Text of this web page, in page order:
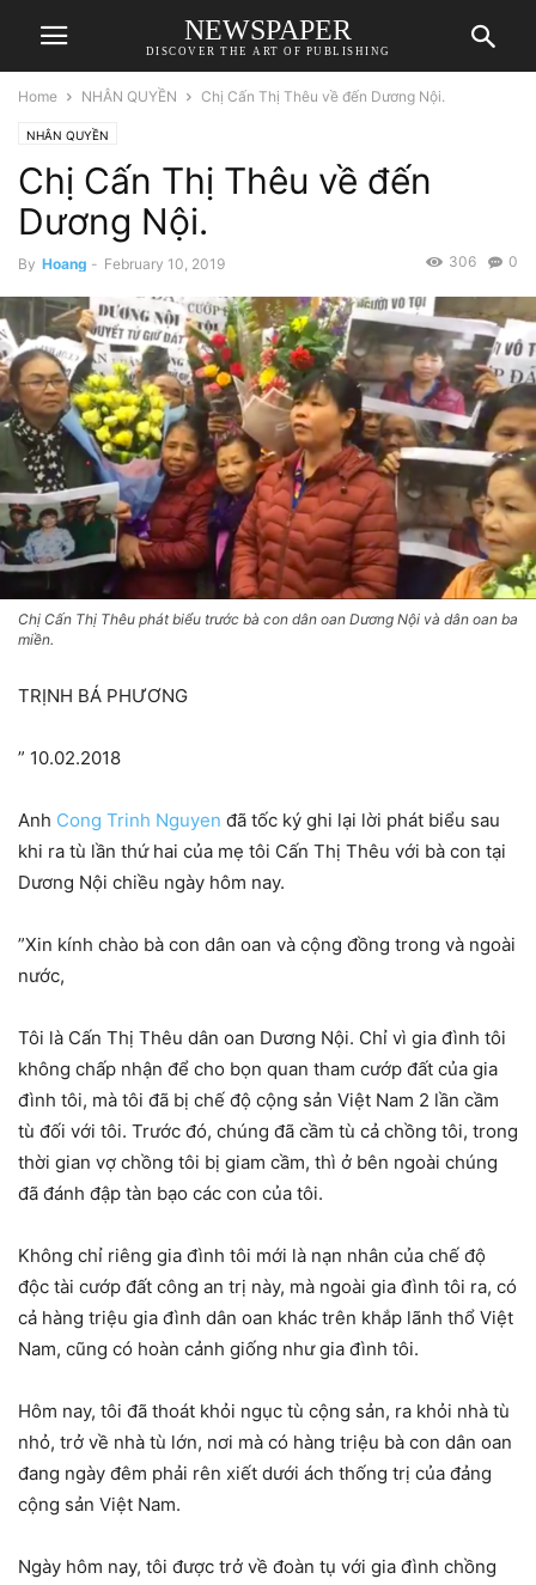
NEWSPAPER
DISCOVER THE ART OF PUBLISHING
Home NHÂN QUYỀN Chị Cấn Thị Thêu về đến Dương Nội.
NHÂN QUYỀN
Chị Cấn Thị Thêu về đến
Dương Nội.
By Hoang - February 10, 2019 0
306
Chị Cấn Thị Thêu phát biểu trước bà con dân oan Dương Nội và dân oan ba
miền.
TRỊNH BÁ PHƯƠNG
” 10.02.2018
Anh Cong Trinh Nguyen đã tốc ký ghi lại lời phát biểu sau
khi ra tù lần thứ hai của mẹ tôi Cấn Thị Thêu với bà con tại
Dương Nội chiều ngày hôm nay.
”Xin kính chào bà con dân oan và cộng đồng trong và ngoài
nước,
Tôi là Cấn Thị Thêu dân oan Dương Nội. Chỉ vì gia đình tôi
không chấp nhận để cho bọn quan tham cướp đất của gia
đình tôi, mà tôi đã bị chế độ cộng sản Việt Nam 2 lần cầm
tù đối với tôi. Trước đó, chúng đã cầm tù cả chồng tôi, trong
thời gian vợ chồng tôi bị giam cầm, thì ở bên ngoài chúng
đã đánh đập tàn bạo các con của tôi.
Không chỉ riêng gia đình tôi mới là nạn nhân của chế độ
độc tài cướp đất công an trị này, mà ngoài gia đình tôi ra, có
cả hàng triệu gia đình dân oan khác trên khắp lãnh thổ Việt
Nam, cũng có hoàn cảnh giống như gia đình tôi.
Hôm nay, tôi đã thoát khỏi ngục tù cộng sản, ra khỏi nhà tù
nhỏ, trở về nhà tù lớn, nơi mà có hàng triệu bà con dân oan
đang ngày đêm phải rên xiết dưới ách thống trị của đảng
cộng sản Việt Nam.
Ngày hôm nay, tôi được trở về đoàn tụ với gia đình chồng